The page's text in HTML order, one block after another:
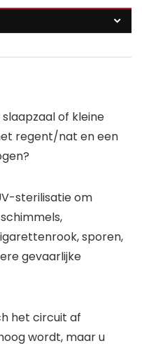
of kleine
regent/nat en een
sterilisatie om
sporen,
gevaarlijke
het circuit af
wordt, maar u